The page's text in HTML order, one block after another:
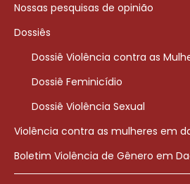
Nossas pesquisas de opinião
Dossiês
Dossiê Violência contra as
Dossiê Feminicídio
Dossiê Violência Sexual
Violência contra as mulheres em
Boletim Violência de Gênero em